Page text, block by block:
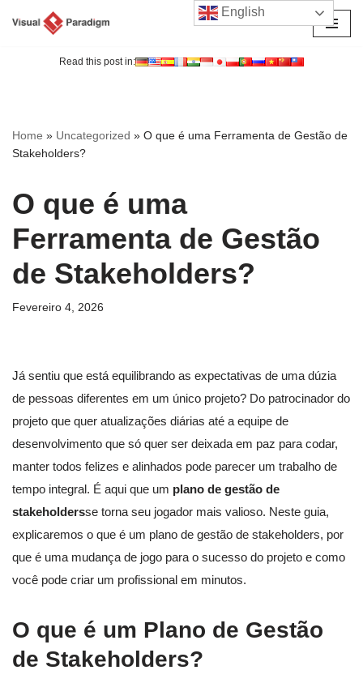
Read this post in:
Home » Uncategorized » O que é uma Ferramenta de Gestão de
Stakeholders?
O que é uma
Ferramenta de Gestão
de Stakeholders?
Fevereiro 4, 2026
Já sentiu que está equilibrando as expectativas de uma dúzia
de pessoas diferentes em um único projeto? Do patrocinador do
projeto que quer atualizações diárias até a equipe de
desenvolvimento que só quer ser deixada em paz para codar,
manter todos felizes e alinhados pode parecer um trabalho de
tempo integral. É aqui que um plano de gestão de
stakeholdersse torna seu jogador mais valioso. Neste guia,
explicaremos o que é um plano de gestão de stakeholders, por
que é uma mudança de jogo para o sucesso do projeto e como
você pode criar um profissional em minutos.
O que é um Plano de Gestão
de Stakeholders?
English